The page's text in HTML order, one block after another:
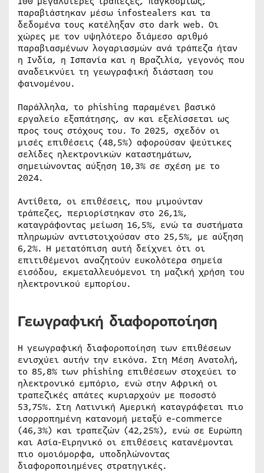
παραβιάστηκαν μέσω infostealers και τα
δεδομένα τους κατέληξαν στο dark web. Οι
χώρες με τον υψηλότερο διάμεσο αριθμό
παραβιασμένων λογαριασμών ανά τράπεζα ήταν
η Ινδία, η Ισπανία και η Βραζιλία, γεγονός που
αναδεικνύει τη γεωγραφική διάσταση του
φαινομένου.
Παράλληλα, το phishing παραμένει βασικό
εργαλείο εξαπάτησης, αν και εξελίσσεται ως
προς τους στόχους του. Το 2025, σχεδόν οι
μισές επιθέσεις (48,5%) αφορούσαν ψεύτικες
σελίδες ηλεκτρονικών καταστημάτων,
σημειώνοντας αύξηση 10,3% σε σχέση με το
2024.
Αντίθετα, οι επιθέσεις, που μιμούνταν
τράπεζες, περιορίστηκαν στο 26,1%,
καταγράφοντας μείωση 16,5%, ενώ τα συστήματα
πληρωμών αντιστοιχούσαν στο 25,5%, με αύξηση
6,2%. Η μετατόπιση αυτή δείχνει ότι οι
επιτιθέμενοι αναζητούν ευκολότερα σημεία
εισόδου, εκμεταλλευόμενοι τη μαζική χρήση του
ηλεκτρονικού εμπορίου.
Γεωγραφική διαφοροποίηση
Η γεωγραφική διαφοροποίηση των επιθέσεων
ενισχύει αυτήν την εικόνα. Στη Μέση Ανατολή,
το 85,8% των phishing επιθέσεων στοχεύει το
ηλεκτρονικό εμπόριο, ενώ στην Αφρική οι
τραπεζικές απάτες κυριαρχούν με ποσοστό
53,75%. Στη Λατινική Αμερική καταγράφεται πιο
ισορροπημένη κατανομή μεταξύ e-commerce
(46,3%) και τραπεζών (42,25%), ενώ σε Ευρώπη
και Ασία-Ειρηνικό οι επιθέσεις κατανέμονται
πιο ομοιόμορφα, υποδηλώνοντας
διαφοροποιημένες στρατηγικές.